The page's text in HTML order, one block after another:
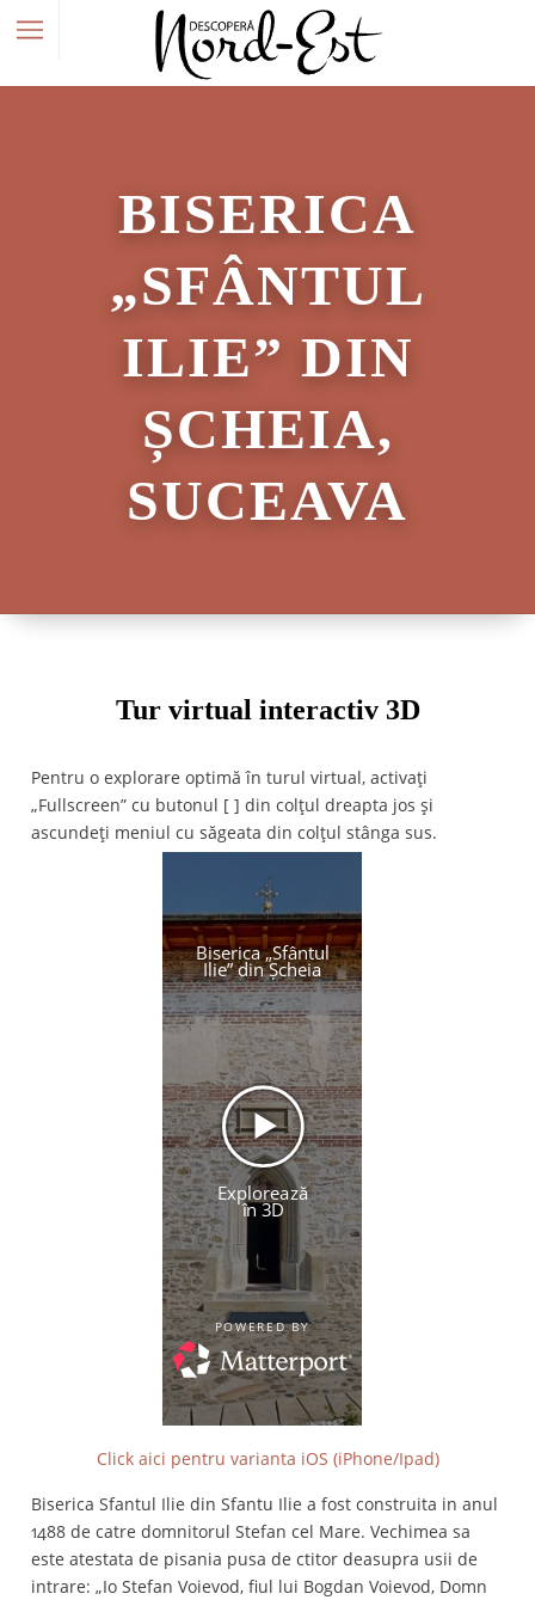
BISERICA
„SFÂNTUL
ILIE” DIN
ȘCHEIA,
SUCEAVA
Tur virtual interactiv 3D
Pentru o explorare optimă în turul virtual, activați
„Fullscreen” cu butonul [ ] din colțul dreapta jos și
ascundeți meniul cu săgeata din colțul stânga sus.
Click aici pentru varianta iOS (iPhone/Ipad)
Biserica Sfantul Ilie din Sfantu Ilie a fost construita in anul
1488 de catre domnitorul Stefan cel Mare. Vechimea sa
este atestata de pisania pusa de ctitor deasupra usii de
intrare: „Io Stefan Voievod, fiul lui Bogdan Voievod, Domn